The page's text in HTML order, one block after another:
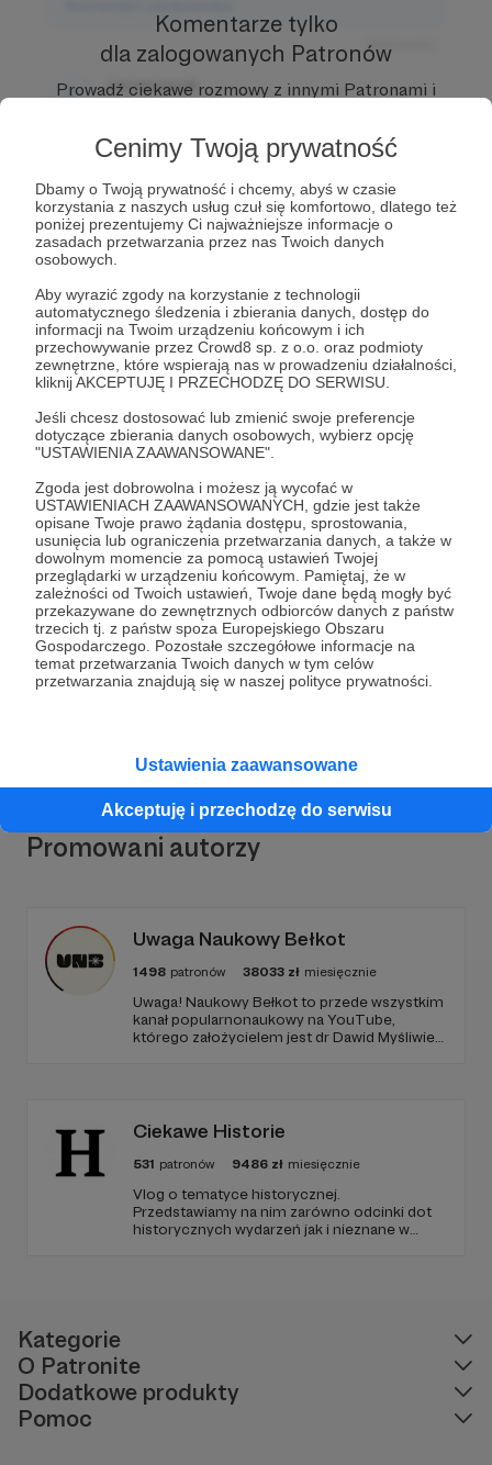
Cenimy Twoją prywatność
Dbamy o Twoją prywatność i chcemy, abyś w czasie
korzystania z naszych usług czuł się komfortowo, dlatego też
poniżej prezentujemy Ci najważniejsze informacje o
zasadach przetwarzania przez nas Twoich danych
osobowych.
Aby wyrazić zgody na korzystanie z technologii
automatycznego śledzenia i zbierania danych, dostęp do
informacji na Twoim urządzeniu końcowym i ich
przechowywanie przez Crowd8 sp. z o.o. oraz podmioty
zewnętrzne, które wspierają nas w prowadzeniu działalności,
kliknij AKCEPTUJĘ I PRZECHODZĘ DO SERWISU.
Jeśli chcesz dostosować lub zmienić swoje preferencje
dotyczące zbierania danych osobowych, wybierz opcję
"USTAWIENIA ZAAWANSOWANE".
Zgoda jest dobrowolna i możesz ją wycofać w
USTAWIENIACH ZAAWANSOWANYCH, gdzie jest także
opisane Twoje prawo żądania dostępu, sprostowania,
usunięcia lub ograniczenia przetwarzania danych, a także w
dowolnym momencie za pomocą ustawień Twojej
przeglądarki w urządzeniu końcowym. Pamiętaj, że w
zależności od Twoich ustawień, Twoje dane będą mogły być
przekazywane do zewnętrznych odbiorców danych z państw
trzecich tj. z państw spoza Europejskiego Obszaru
Gospodarczego. Pozostałe szczegółowe informacje na
temat przetwarzania Twoich danych w tym celów
przetwarzania znajdują się w naszej polityce prywatności.
Ustawienia zaawansowane
Akceptuję i przechodzę do serwisu
Odpowiedz
Użytkownik
Komentarz użytkownika
Odpowiedz
Użytkownik
3 dni temu
Komentarz użytkownika
Odpowiedz
Komentarze tylko
dla zalogowanych Patronów
Prowadź ciekawe rozmowy z innymi Patronami i
Zostań Patronem
Dołącz do grona Patronów!
Wesprzyj działalność AutoraWszechnica FWW
teraz!
Promowani autorzy
Uwaga Naukowy Bełkot
1498 patronów 38033 zł miesięcznie
Uwaga! Naukowy Bełkot to przede wszystkim
kanał popularnonaukowy na YouTube,
którego założycielem jest dr Dawid Myśliwiec.
Ciekawe Historie
531 patronów 9486 zł miesięcznie
Vlog o tematyce historycznej.
Przedstawiamy na nim zarówno odcinki dot
historycznych wydarzeń jak i nieznane w
Kategorie
O Patronite
Dodatkowe produkty
Pomoc